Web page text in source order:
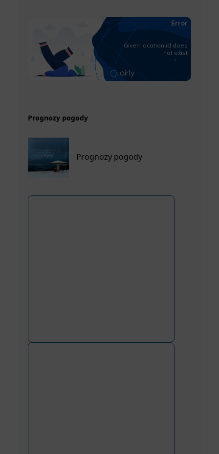
Prognozy pogody
Prognozy pogody